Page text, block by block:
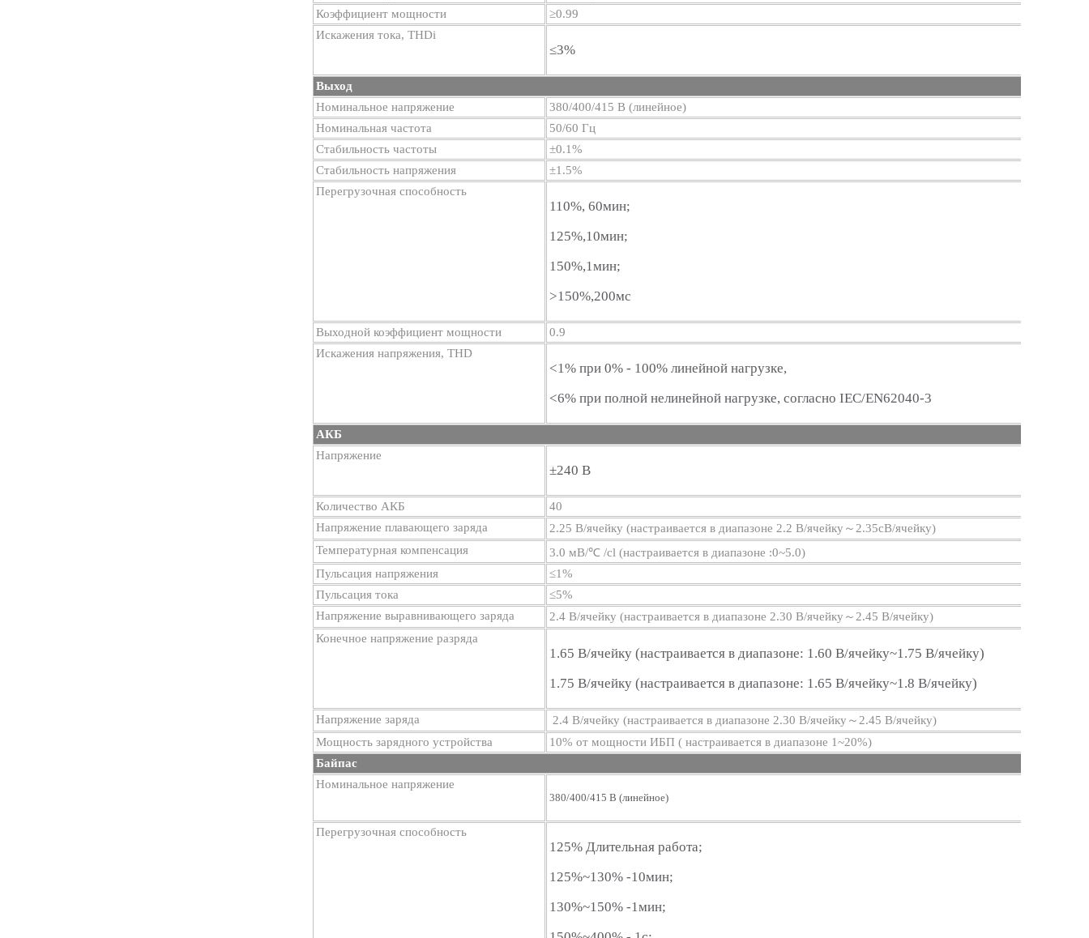
Коэффициент мощности
≥0.99
Искажения тока, THDi
≤3%
Выход
Номинальное напряжение
380/400/415 В (линейное)
Номинальная частота
50/60 Гц
Стабильность частоты
±0.1%
Стабильность напряжения
±1.5%
Перегрузочная способность
110%, 60мин;
125%,10мин;
150%,1мин;
>150%,200мс
Выходной коэффициент мощности
0.9
Искажения напряжения, THD
<1% при 0% - 100% линейной нагрузке,
<6% при полной нелинейной нагрузке, согласно IEC/EN62040-3
АКБ
Напряжение
±240 В
Количество АКБ
40
Напряжение плавающего заряда
2.25 В/ячейку (настраивается в диапазоне 2.2 В/ячейку～2.35сВ/ячейку)
Температурная компенсация
3.0 мВ/℃ /cl (настраивается в диапазоне :0~5.0)
Пульсация напряжения
≤1%
Пульсация тока
≤5%
Напряжение выравнивающего заряда
2.4 В/ячейку (настраивается в диапазоне 2.30 В/ячейку～2.45 В/ячейку)
Конечное напряжение разряда
1.65 В/ячейку (настраивается в диапазоне: 1.60 В/ячейку~1.75 В/ячейку)
1.75 В/ячейку (настраивается в диапазоне: 1.65 В/ячейку~1.8 В/ячейку)
Напряжение заряда
2.4 В/ячейку (настраивается в диапазоне 2.30 В/ячейку～2.45 В/ячейку)
Мощность зарядного устройства
10% от мощности ИБП ( настраивается в диапазоне 1~20%)
Байпас
Номинальное напряжение
380/400/415 В (линейное)
Перегрузочная способность
125% Длительная работа;
125%~130% -10мин;
130%~150% -1мин;